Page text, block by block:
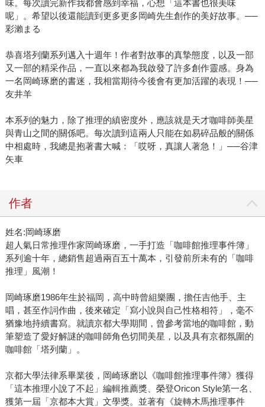
味。每次讀完新作我都會感到幸福，心想「這本書也很美味
呢」。希望以後還能讀到更多更多岡崎先生創作的美好故事。──
彩瀨まる
恭喜塔列蘭系列邁入十週年！作者對故事的真摯態度，以及一部
又一部的精采作品，一直以來都為我啟發了許多創作靈感。身為
一名岡崎琢磨的書迷，我相當期待今後會有更加活躍的表現！──
友井羊
本系列的魅力，除了推理的縝密度外，應該就是天才咖啡師美星
與青山之間的關係吧。每次讀到這兩人只能在如易碎品般的關係
中相處時，我總是抱著書大喊：「哎呀，真讓人著急！」──谷津
矢車
作者
姓名:岡崎琢磨
超人氣日常推理作家岡崎琢磨，一手打造「咖啡館推理事件簿」
系列逾十年，總銷售超過兩百五十萬本，引發前所未有的「咖啡
推理」風潮！
岡崎琢磨1986年生於福岡，高中時曾組樂團，擔任吉他手、主
唱，甚至作詞作曲，後來確定「寫小說與自己性格相符」，毫不
猶豫地持續書寫。就讀京都大學期間，曾參考當地的咖啡館，動
筆塑造了愛好解謎的咖啡師角色切間美星，以及具有京都氛圍的
咖啡館「塔列蘭」。
京都大學法律系畢業後，岡崎琢磨以《咖啡館推理事件簿》獲得
「這本推理小說了不起」編輯推薦獎、榮登Oricon Style第一名、
獲第一屆「京都本大賞」文學獎。並著有《旋轉木馬推理事件